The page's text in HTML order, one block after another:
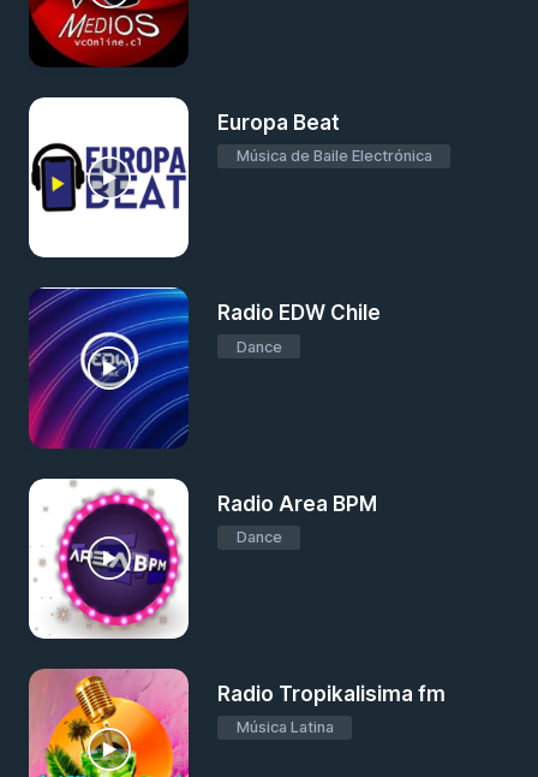
Europa Beat
Música de Baile Electrónica
Radio EDW Chile
Dance
Radio Area BPM
Dance
Radio Tropikalisima fm
Música Latina